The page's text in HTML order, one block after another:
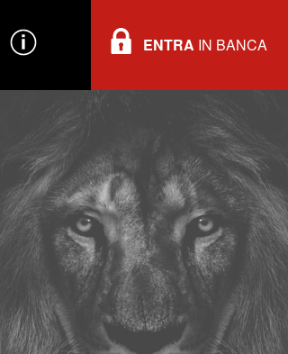
ENTRA IN BANCA